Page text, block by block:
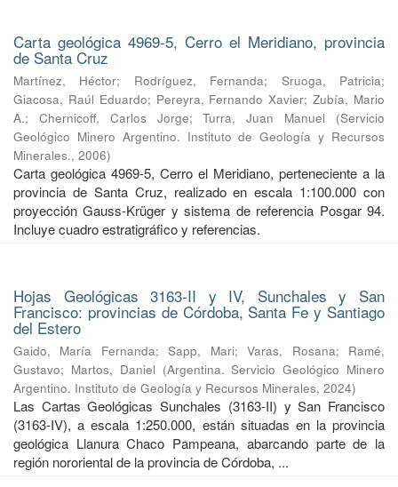
Carta geológica 4969-5, Cerro el Meridiano, provincia
de Santa Cruz
Martínez, Héctor; Rodríguez, Fernanda; Sruoga, Patricia;
Giacosa, Raúl Eduardo; Pereyra, Fernando Xavier;Zubía, Mario
A.; Chernicoff, Carlos Jorge;Turra, Juan Manuel (Servicio
Geológico Minero Argentino. Instituto de Geología y Recursos
Minerales., 2006)
Carta geológica 4969-5, Cerro el Meridiano, perteneciente a la
provincia de Santa Cruz, realizado en escala 1:100.000 con
proyección Gauss-Krüger y sistema de referencia Posgar 94.
Incluye cuadro estratigráfico y referencias.
Hojas Geológicas 3163-II y IV, Sunchales y San
Francisco: provincias de Córdoba, Santa Fe y Santiago
del Estero
Gaido, María Fernanda;Sapp, Mari;Varas, Rosana; Ramé,
Gustavo; Martos, Daniel (Argentina. Servicio Geológico Minero
Argentino. Instituto de Geología y Recursos Minerales, 2024)
Las Cartas Geológicas Sunchales (3163-II) y San Francisco
(3163-IV), a escala 1:250.000, están situadas en la provincia
geológica Llanura Chaco Pampeana, abarcando parte de la
región nororiental de la provincia de Córdoba, ...